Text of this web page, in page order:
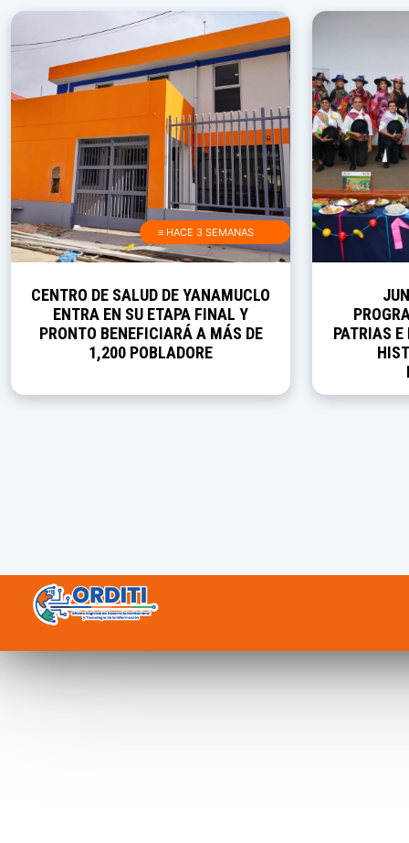
≡ HACE 3 SEMANAS
CENTRO DE SALUD DE YANAMUCLO
ENTRA EN SU ETAPA FINAL Y
PRONTO BENEFICIARÁ A MÁS DE
1,200 POBLADORE
PATRIAS